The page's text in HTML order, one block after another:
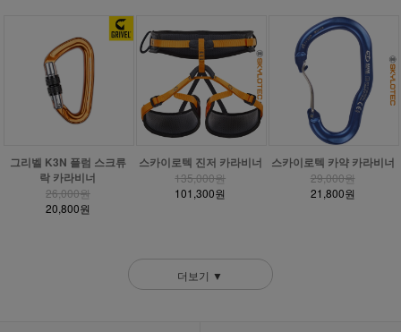
그리벨 K3N 플럼 스크류
락 카라비너
26,000원
20,800원
스카이로텍 진저 카라비너
135,000원
101,300원
스카이로텍 카약 카라비너
29,000원
21,800원
더보기 ▼